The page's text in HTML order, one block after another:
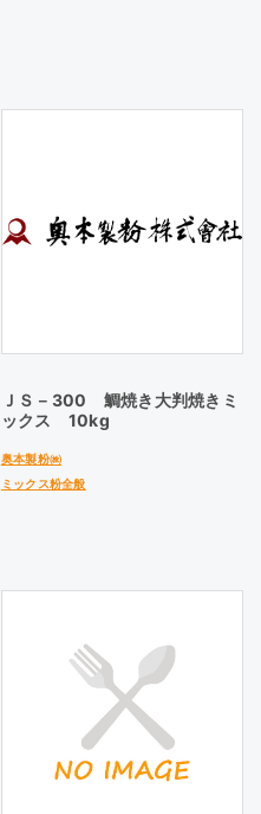
ＪＳ－300 鯛焼き大判焼きミ
ックス 10kg
奥本製粉㈱
ミックス粉全般